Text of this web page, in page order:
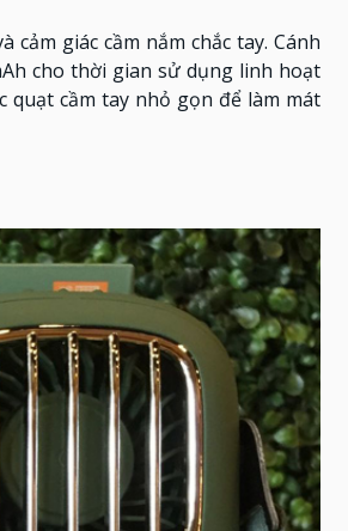
giác cầm nắm chắc tay. Cánh
cho thời gian sử dụng linh hoạt
quạt cầm tay nhỏ gọn để làm mát